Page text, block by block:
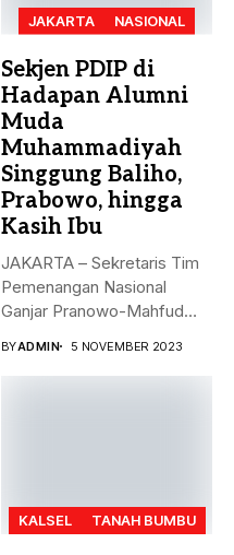
JAKARTA NASIONAL
Sekjen PDIP di
Hadapan Alumni
Muda
Muhammadiyah
Singgung Baliho,
Prabowo, hingga
Kasih Ibu
JAKARTA – Sekretaris Tim
Pemenangan Nasional
Ganjar Pranowo-Mahfud
BYADMIN 5 NOVEMBER 2023
KALSEL TANAH BUMBU